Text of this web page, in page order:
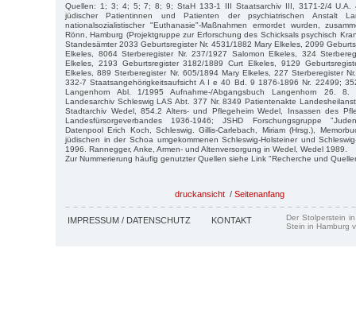
Quellen: 1; 3; 4; 5; 7; 8; 9; StaH 133-1 III Staatsarchiv III, 3171-2/4 U.A.
jüdischer Patientinnen und Patienten der psychiatrischen Anstalt
nationalsozialistischer "Euthanasie"-Maßnahmen ermordet wurden,
Rönn, Hamburg (Projektgruppe zur Erforschung des Schicksals psychisch
Standesämter 2033 Geburtsregister Nr. 4531/1882 Mary Elkeles, 2099
Elkeles, 8064 Sterberegister Nr. 237/1927 Salomon Elkeles, 324
Elkeles, 2193 Geburtsregister 3182/1889 Curt Elkeles, 9129
Elkeles, 889 Sterberegister Nr. 605/1894 Mary Elkeles, 227 Sterberegister
332-7 Staatsangehörigkeitsaufsicht A I e 40 Bd. 9 1876-1896 Nr. 22499;
Langenhorn Abl. 1/1995 Aufnahme-/Abgangsbuch Langenhorn 26.
Landesarchiv Schleswig LAS Abt. 377 Nr. 8349 Patientenakte
Stadtarchiv Wedel, 854.2 Alters- und Pflegeheim Wedel, Insassen des
Landesfürsorgeverbandes 1936-1946; JSHD Forschungsgruppe
Datenpool Erich Koch, Schleswig. Gillis-Carlebach, Miriam (Hrsg.),
jüdischen in der Schoa umgekommenen Schleswig-Holsteiner und
1996. Rannegger, Anke, Armen- und Altenversorgung in Wedel, Wedel 1989.
Zur Nummerierung häufig genutzter Quellen siehe Link "Recherche und
druckansicht / Seitenanfang
IMPRESSUM / DATENSCHUTZ KONTAKT
Der Stolperstein
Stein in Hamburg